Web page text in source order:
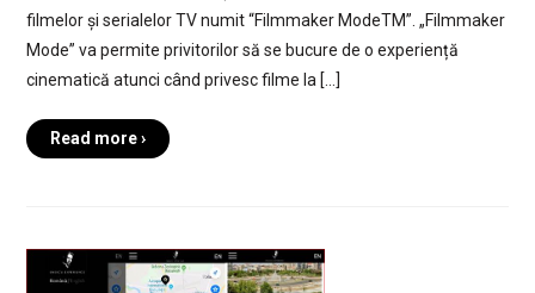
filmelor și serialelor TV numit “Filmmaker ModeTM”. „Filmmaker
Mode” va permite privitorilor să se bucure de o experiență
cinematică atunci când privesc filme la […]
Read more ›